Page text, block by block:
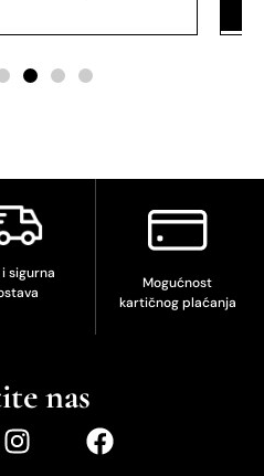
sigurna
Mogućnost
kartičnog plaćanja
nas